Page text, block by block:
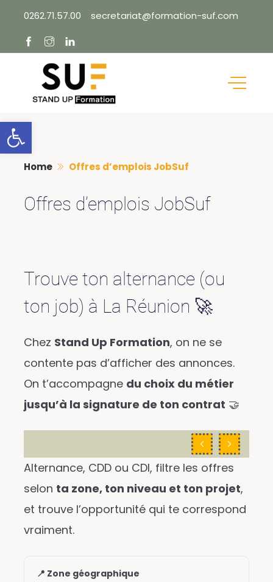
content
0262.71.57.00 secretariat@formation-suf.com
Home Offres d’emplois JobSuf
Offres d’emplois JobSuf
Trouve ton alternance (ou
ton job) à La Réunion 🚀
Chez Stand Up Formation, on ne se
contente pas d’afficher des annonces.
On t’accompagne du choix du métier
jusqu’à la signature de ton contrat 🤝
Alternance, CDD ou CDI, filtre les offres
selon ta zone, ton niveau et ton projet,
et trouve l’opportunité qui te correspond
vraiment.
📍 Zone géographique
Ouvrir la barre d’outils